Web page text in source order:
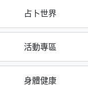
占卜世界
活動專區
身體健康